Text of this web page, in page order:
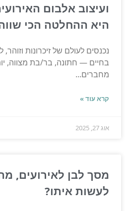
ועיצוב אלבום
היא ההחלטה הכי
נכנסים לעולם של זיכרונות
בחיים — חתונה, בר/בת מצווה,
מחברים...
קרא עוד »
אוג 27, 2025
מסך לבן לאירועים,
לעשות איתו?